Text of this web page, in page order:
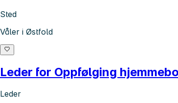
Sted
Våler i Østfold
Leder for Oppfølging
Leder